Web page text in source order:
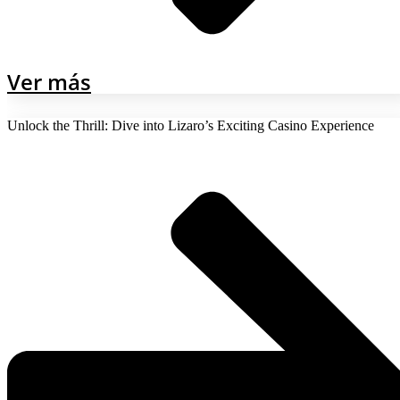
Ver más
Unlock the Thrill: Dive into Lizaro’s Exciting Casino Experience